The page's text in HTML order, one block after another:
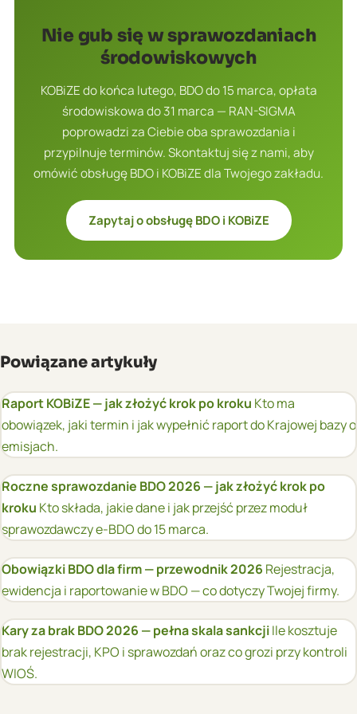
marca.
ewidencji i sprawozdawczości. W praktyce
większość aktywnych firm podlega
przynajmniej jednemu z tych obowiązków, a
zakłady przemysłowe zwykle obu.
Krajowej bazy (do końca lutego) oraz roczne
sprawozdanie odpadowe w BDO (do 15
marca), a jako firma odbierająca odpady
niebezpieczne wystawiamy Karty Przekazania
Odpadu bezpośrednio w e-BDO. Dzięki temu
emisje i odpady można rozliczyć w jednym,
spójnym procesie zamiast pilnować dwóch
Nie gub się w sprawozdaniach
środowiskowych
KOBiZE do końca lutego, BDO do 15 marca, opłata
środowiskowa do 31 marca — RAN-SIGMA
poprowadzi za Ciebie oba sprawozdania i
przypilnuje terminów. Skontaktuj się z nami, aby
omówić obsługę BDO i KOBiZE dla Twojego zakładu.
Zapytaj o obsługę BDO i KOBiZE
Powiązane artykuły
Raport KOBiZE — jak złożyć krok po kroku Kto ma
obowiązek, jaki termin i jak wypełnić raport do Krajowej bazy o
emisjach.
Roczne sprawozdanie BDO 2026 — jak złożyć krok po
kroku Kto składa, jakie dane i jak przejść przez moduł
sprawozdawczy e-BDO do 15 marca.
Obowiązki BDO dla firm — przewodnik 2026 Rejestracja,
ewidencja i raportowanie w BDO — co dotyczy Twojej firmy.
Kary za brak BDO 2026 — pełna skala sankcji Ile kosztuje
brak rejestracji, KPO i sprawozdań oraz co grozi przy kontroli
WIOŚ.